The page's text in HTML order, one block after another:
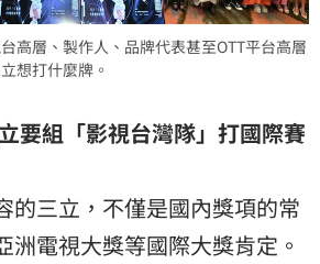
高層、製作人、品牌代表甚至OTT平台高層
想打什麼牌。
要組「影視台灣隊」打國際賽
的三立，不僅是國內獎項的常
洲電視大獎等國際大獎肯定。